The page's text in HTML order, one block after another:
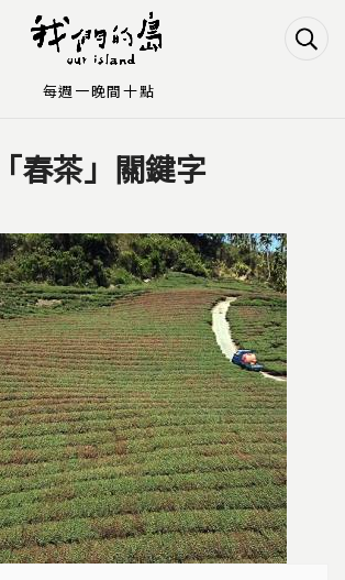
Jump to Navigation
Jump to Main content
「春茶」關鍵字
每週一晚間十點